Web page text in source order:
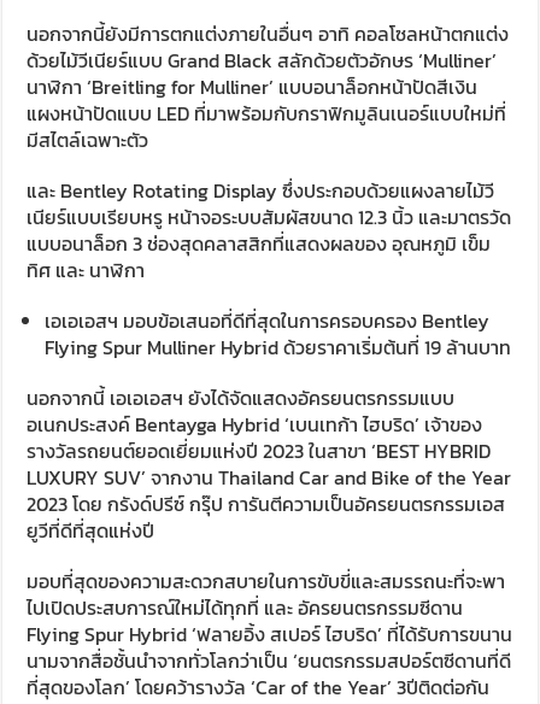
นอกจากนี้ยังมีการตกแต่งภายในอื่นๆ อาทิ คอลโซลหน้าตกแต่ง
ด้วยไม้วีเนียร์แบบ Grand Black สลักด้วยตัวอักษร ‘Mulliner’
นาฬิกา ‘Breitling for Mulliner’ แบบอนาล็อกหน้าปัดสีเงิน
แผงหน้าปัดแบบ LED ที่มาพร้อมกับกราฟิกมูลินเนอร์แบบใหม่ที่
มีสไตล์เฉพาะตัว
และ Bentley Rotating Display ซึ่งประกอบด้วยแผงลายไม้วี
เนียร์แบบเรียบหรู หน้าจอระบบสัมผัสขนาด 12.3 นิ้ว และมาตรวัด
แบบอนาล็อก 3 ช่องสุดคลาสสิกที่แสดงผลของ อุณหภูมิ เข็ม
ทิศ และ นาฬิกา
เอเอเอสฯ มอบข้อเสนอที่ดีที่สุดในการครอบครอง Bentley
Flying Spur Mulliner Hybrid ด้วยราคาเริ่มต้นที่ 19 ล้านบาท
นอกจากนี้ เอเอเอสฯ ยังได้จัดแสดงอัครยนตรกรรมแบบ
อเนกประสงค์ Bentayga Hybrid ‘เบนเทก้า ไฮบริด’ เจ้าของ
รางวัลรถยนต์ยอดเยี่ยมแห่งปี 2023 ในสาขา ‘BEST HYBRID
LUXURY SUV’ จากงาน Thailand Car and Bike of the Year
2023 โดย กรังด์ปรีซ์ กรุ๊ป การันตีความเป็นอัครยนตรกรรมเอส
ยูวีที่ดีที่สุดแห่งปี
มอบที่สุดของความสะดวกสบายในการขับขี่และสมรรถนะที่จะพา
ไปเปิดประสบการณ์ใหม่ได้ทุกที่ และ อัครยนตรกรรมซีดาน
Flying Spur Hybrid ‘ฟลายอิ้ง สเปอร์ ไฮบริด’ ที่ได้รับการขนาน
นามจากสื่อชั้นนำจากทั่วโลกว่าเป็น ‘ยนตรกรรมสปอร์ตซีดานที่ดี
ที่สุดของโลก’ โดยคว้ารางวัล ‘Car of the Year’ 3ปีติดต่อกัน